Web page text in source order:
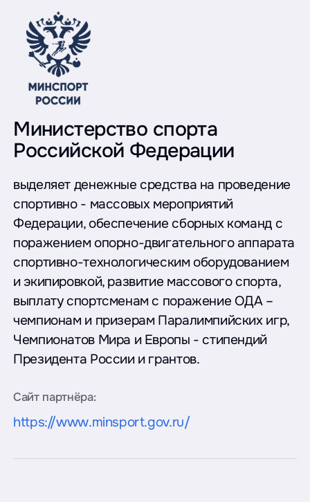
Министерство спорта
Российской Федерации
выделяет денежные средства на проведение
спортивно - массовых мероприятий
Федерации, обеспечение сборных команд с
поражением опорно-двигательного аппарата
спортивно-технологическим оборудованием
и экипировкой, развитие массового спорта,
выплату спортсменам с поражение ОДА –
чемпионам и призерам Паралимпийских игр,
Чемпионатов Мира и Европы - стипендий
Президента России и грантов.
Сайт партнёра:
https://www.minsport.gov.ru/